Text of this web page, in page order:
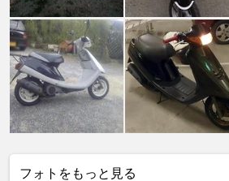
フォトをもっと見る